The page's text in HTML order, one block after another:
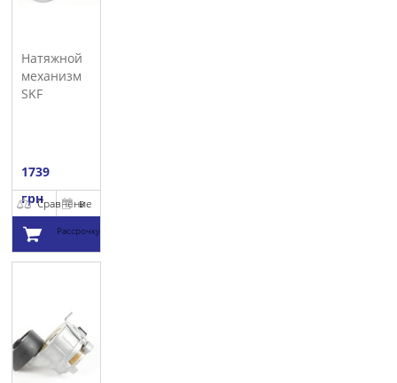
Натяжной
механизм
SKF
1739
грнСравнение
В
Рассрочку